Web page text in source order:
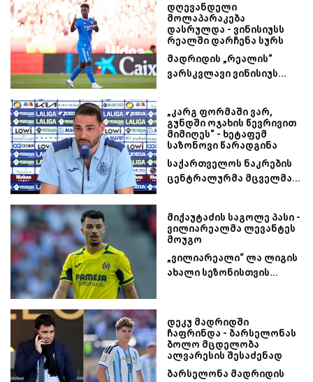
დღევანდელი
მოლაპარაკება
დასრულდა - ვინისიუსს
რეალში დარჩენა სურს
მადრიდის „რეალის“
ვარსკვლავი ვინისიუს...
„კარგ ფორმაში ვარ,
გუნდში ოჯახის წევრივით
მიმიღეს“ - ხეტაფემ
საზონოვი წარადგინა
საქართველოს ნაკრების
ცენტრალურმა მცველმა...
მიქაუტაძის საგოლე პასი -
ვილიარეალმა ლევანტეს
მოუგო
„ვილიარეალი“ ლა ლიგის
ახალი სეზონისთვის...
დეკუ მადრიდში
ჩაფრინდა - ბარსელონას
ბოლო მცდელობა
ალვარესის შესაძენად
ბარსელონა მადრიდის